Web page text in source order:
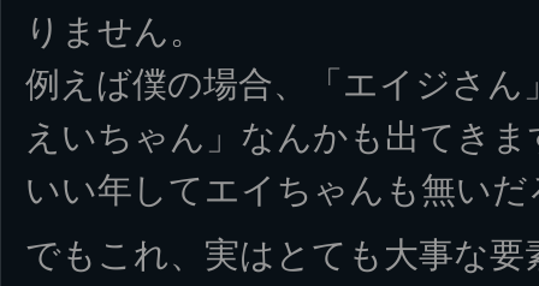
りません。
例えば僕の場合、「エイジさ
えいちゃん」なんかも出てきま
いい年してエイちゃんも無い
でもこれ、実はとても大事な要